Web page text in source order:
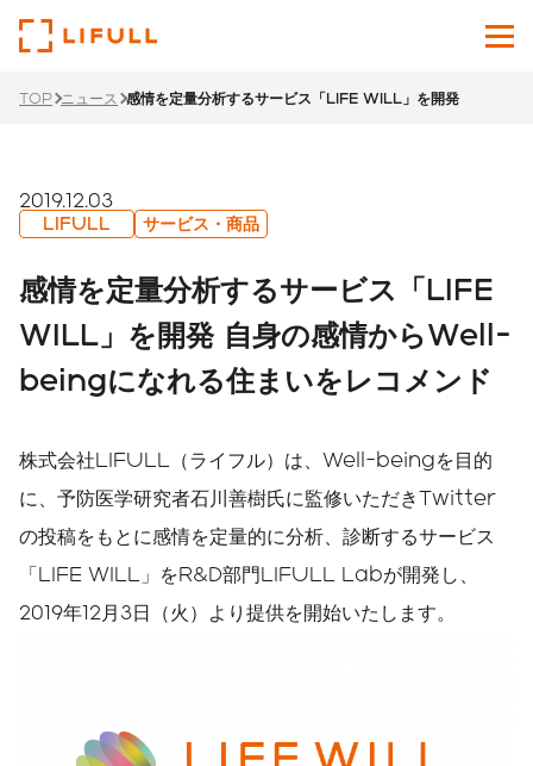
Japanese English
サービス
サステナビリティ
TOP ニュース 感情を定量分析するサービス「LIFE WILL」を開発
2019.12.03
LIFULL サービス・商品
感情を定量分析するサービス「LIFE
WILL」を開発 自身の感情からWell-
beingになれる住まいをレコメンド
株式会社LIFULL（ライフル）は、Well-beingを目的
に、予防医学研究者石川善樹氏に監修いただきTwitter
の投稿をもとに感情を定量的に分析、診断するサービス
「LIFE WILL」をR&D部門LIFULL Labが開発し、
2019年12月3日（火）より提供を開始いたします。